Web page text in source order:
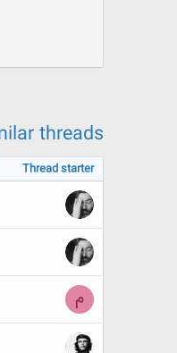
threads
Thread starter
م